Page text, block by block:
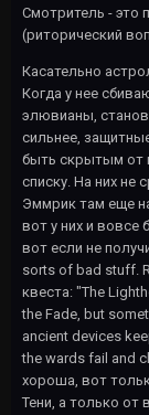
Смотритель - это
(риторический
Касательно
Когда у нее
элювианы,
сильнее,
быть скрытым от
списку. На них не
Эммрик там еще
вот у них и вовсе
вот если не
sorts of bad stuff.
квеста: "The
the Fade, but
ancient devices
the wards fail and
хороша, вот
Тени, а только от